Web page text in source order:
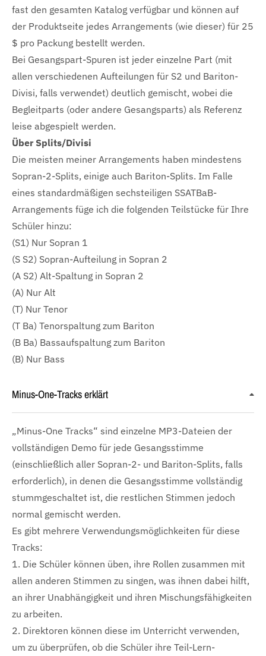
fast den gesamten Katalog verfügbar und können auf
der Produktseite jedes Arrangements (wie dieser) für 25
$ pro Packung bestellt werden.
Bei Gesangspart-Spuren ist jeder einzelne Part (mit
allen verschiedenen Aufteilungen für S2 und Bariton-
Divisi, falls verwendet) deutlich gemischt, wobei die
Begleitparts (oder andere Gesangsparts) als Referenz
leise abgespielt werden.
Über Splits/Divisi
Die meisten meiner Arrangements haben mindestens
Sopran-2-Splits, einige auch Bariton-Splits. Im Falle
eines standardmäßigen sechsteiligen SSATBaB-
Arrangements füge ich die folgenden Teilstücke für Ihre
Schüler hinzu:
(S1) Nur Sopran 1
(S S2) Sopran-Aufteilung in Sopran 2
(A S2) Alt-Spaltung in Sopran 2
(A) Nur Alt
(T) Nur Tenor
(T Ba) Tenorspaltung zum Bariton
(B Ba) Bassaufspaltung zum Bariton
(B) Nur Bass
Minus-One-Tracks erklärt
„Minus-One Tracks“ sind einzelne MP3-Dateien der
vollständigen Demo für jede Gesangsstimme
(einschließlich aller Sopran-2- und Bariton-Splits, falls
erforderlich), in denen die Gesangsstimme vollständig
stummgeschaltet ist, die restlichen Stimmen jedoch
normal gemischt werden.
Es gibt mehrere Verwendungsmöglichkeiten für diese
Tracks:
1. Die Schüler können üben, ihre Rollen zusammen mit
allen anderen Stimmen zu singen, was ihnen dabei hilft,
an ihrer Unabhängigkeit und ihren Mischungsfähigkeiten
zu arbeiten.
2. Direktoren können diese im Unterricht verwenden,
um zu überprüfen, ob die Schüler ihre Teil-Lern-